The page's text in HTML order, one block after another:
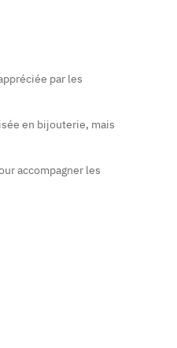
par les
en bijouterie, mais
accompagner les